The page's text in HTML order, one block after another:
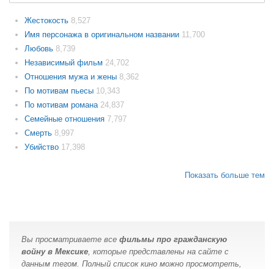
Жестокость 8,527
Имя персонажа в оригинальном названии 11,700
Любовь 8,739
Независимый фильм 24,702
Отношения мужа и жены 8,362
По мотивам пьесы 10,343
По мотивам романа 24,837
Семейные отношения 7,797
Смерть 8,997
Убийство 17,398
Показать больше тем
Вы просматриваете все фильмы про гражданскую
войну в Мексике, которые представлены на сайте с
данным тегом. Полный список кино можно просмотреть,